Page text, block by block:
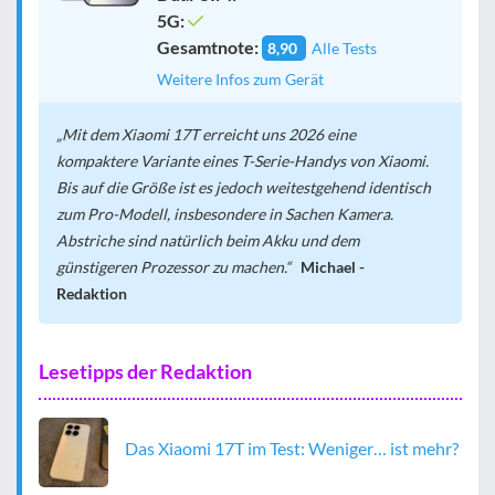
5G:
Gesamtnote: 8,90
Alle Tests
Weitere Infos zum Gerät
Mit dem Xiaomi 17T erreicht uns 2026 eine
kompaktere Variante eines T-Serie-Handys von Xiaomi.
Bis auf die Größe ist es jedoch weitestgehend identisch
zum Pro-Modell, insbesondere in Sachen Kamera.
Abstriche sind natürlich beim Akku und dem
günstigeren Prozessor zu machen.
Michael -
Redaktion
Lesetipps der Redaktion
Das Xiaomi 17T im Test: Weniger… ist mehr?